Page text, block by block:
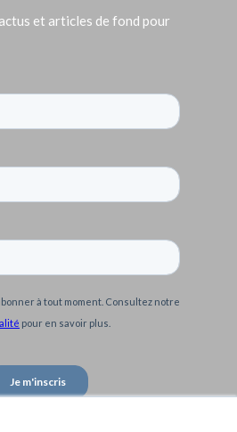
et articles de fond pour